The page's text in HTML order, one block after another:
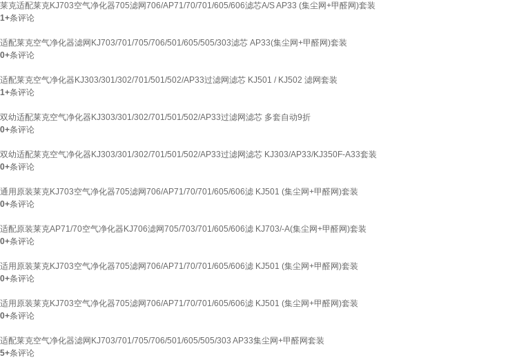
莱克适配莱克KJ703空气净化器705滤网706/AP71/70/701/605/606滤芯A/S AP33 (集尘网+甲醛网)套装
1+条评论
适配莱克空气净化器滤网KJ703/701/705/706/501/605/505/303滤芯 AP33(集尘网+甲醛网)套装
0+条评论
适配莱克空气净化器KJ303/301/302/701/501/502/AP33过滤网滤芯 KJ501 / KJ502 滤网套装
1+条评论
双幼适配莱克空气净化器KJ303/301/302/701/501/502/AP33过滤网滤芯 多套自动9折
0+条评论
双幼适配莱克空气净化器KJ303/301/302/701/501/502/AP33过滤网滤芯 KJ303/AP33/KJ350F-A33套装
0+条评论
通用原装莱克KJ703空气净化器705滤网706/AP71/70/701/605/606滤 KJ501 (集尘网+甲醛网)套装
0+条评论
适配原装莱克AP71/70空气净化器KJ706滤网705/703/701/605/606滤 KJ703/-A(集尘网+甲醛网)套装
0+条评论
适用原装莱克KJ703空气净化器705滤网706/AP71/70/701/605/606滤 KJ501 (集尘网+甲醛网)套装
0+条评论
适用原装莱克KJ703空气净化器705滤网706/AP71/70/701/605/606滤 KJ501 (集尘网+甲醛网)套装
0+条评论
适配莱克空气净化器滤网KJ703/701/705/706/501/605/505/303 AP33集尘网+甲醛网套装
5+条评论